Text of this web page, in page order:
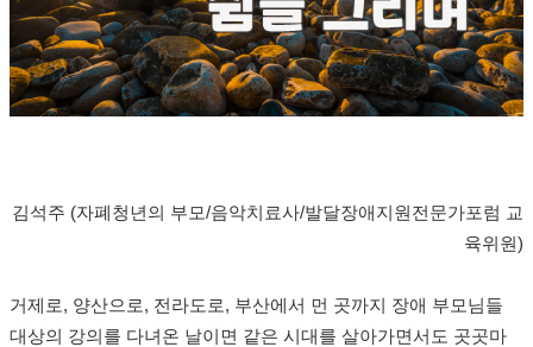
김석주 (자폐청년의 부모/음악치료사/발달장애지원전문가포럼 교
육위원)
거제로, 양산으로, 전라도로, 부산에서 먼 곳까지 장애 부모님들
대상의 강의를 다녀온 날이면 같은 시대를 살아가면서도 곳곳마